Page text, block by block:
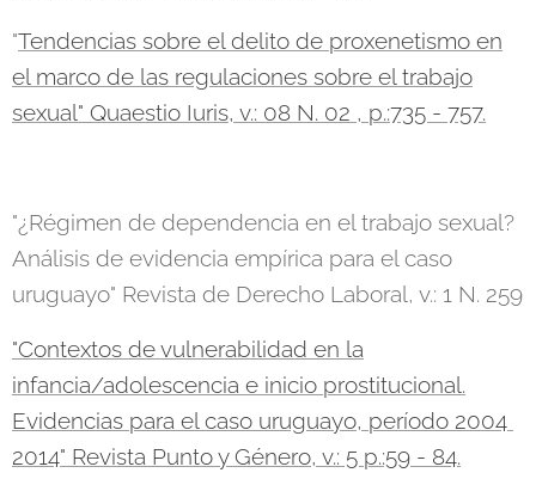
"Tendencias sobre el delito de proxenetismo en
el marco de las regulaciones sobre el trabajo
sexual" Quaestio Iuris, v.: 08 N. 02 , p.:735 - 757.
"¿Régimen de dependencia en el trabajo sexual?
Análisis de evidencia empírica para el caso
uruguayo" Revista de Derecho Laboral, v.: 1 N. 259
"Contextos de vulnerabilidad en la
infancia/adolescencia e inicio prostitucional.
Evidencias para el caso uruguayo, período 2004 ​
2014" Revista Punto y Género, v.: 5 p.:59 - 84.